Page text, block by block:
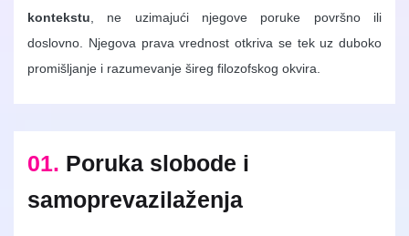
kontekstu, ne uzimajući njegove poruke površno ili
doslovno. Njegova prava vrednost otkriva se tek uz duboko
promišljanje i razumevanje šireg filozofskog okvira.
01. Poruka slobode i
samoprevazilaženja